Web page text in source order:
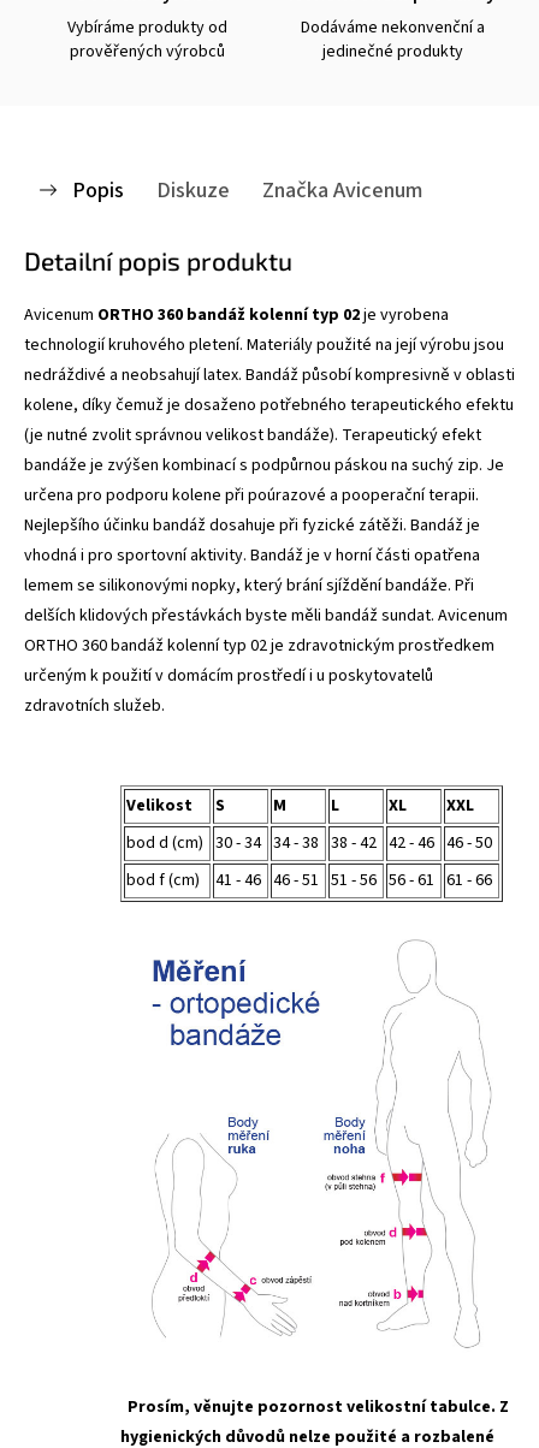
Vybíráme produkty od
prověřených výrobců
Dodáváme nekonvenční a
jedinečné produkty
Popis Diskuze ZnačkaAvicenum
Detailní popis produktu
Avicenum ORTHO 360 bandáž kolenní typ 02je vyrobena
technologií kruhového pletení. Materiály použité na její výrobu jsou
nedráždivé a neobsahují latex. Bandáž působí kompresivně v oblasti
kolene, díky čemuž je dosaženo potřebného terapeutického efektu
(je nutné zvolit správnou velikost bandáže). Terapeutický efekt
bandáže je zvýšen kombinací s podpůrnou páskou na suchý zip. Je
určena pro podporu kolene při poúrazové a pooperační terapii.
Nejlepšího účinku bandáž dosahuje při fyzické zátěži. Bandáž je
vhodná i pro sportovní aktivity. Bandáž je v horní části opatřena
lemem se silikonovými nopky, který brání sjíždění bandáže. Při
delších klidových přestávkách byste měli bandáž sundat. Avicenum
ORTHO 360 bandáž kolenní typ 02 je zdravotnickým prostředkem
určeným k použití v domácím prostředí i u poskytovatelů
zdravotních služeb.
Velikost S M L XL
XXL
bod d (cm) 30 - 34 34 - 38 38 - 42 42 - 46 46 - 50
bod f (cm)
41 - 46 46 - 51 51 - 56 56 - 61 61 - 66
Prosím, věnujte pozornost velikostní tabulce. Z
hygienických důvodů nelze použité a rozbalené